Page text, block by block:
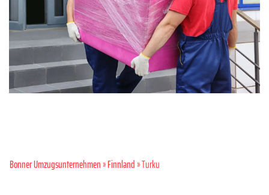
Bonner Umzugsunternehmen»Finnland» Turku